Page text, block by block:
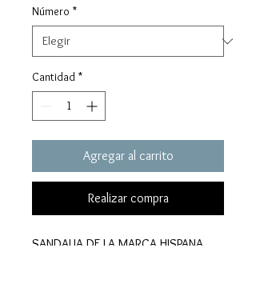
Número *
Cantidad *
Agregar al carrito
Realizar compra
SANDALIA DE LA MARCA HISPANA